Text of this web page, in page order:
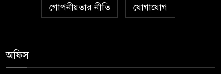
গোপনীয়তার নীতি যোগাযোগ
অফিস